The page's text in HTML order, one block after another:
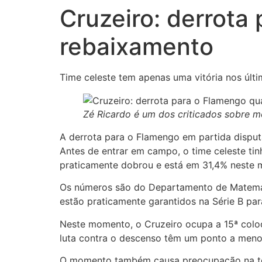
Cruzeiro: derrota
rebaixamento
Time celeste tem apenas uma vitória nos
Zé Ricardo é um dos criticados sobre
A derrota para o Flamengo em partida
Antes de entrar em campo, o time celeste
praticamente dobrou e está em 31,4% neste
Os números são do Departamento de
estão praticamente garantidos na Série B
Neste momento, o Cruzeiro ocupa a 15ª
luta contra o descenso têm um ponto a